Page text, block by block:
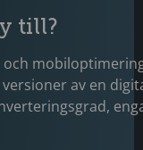
till?
av en